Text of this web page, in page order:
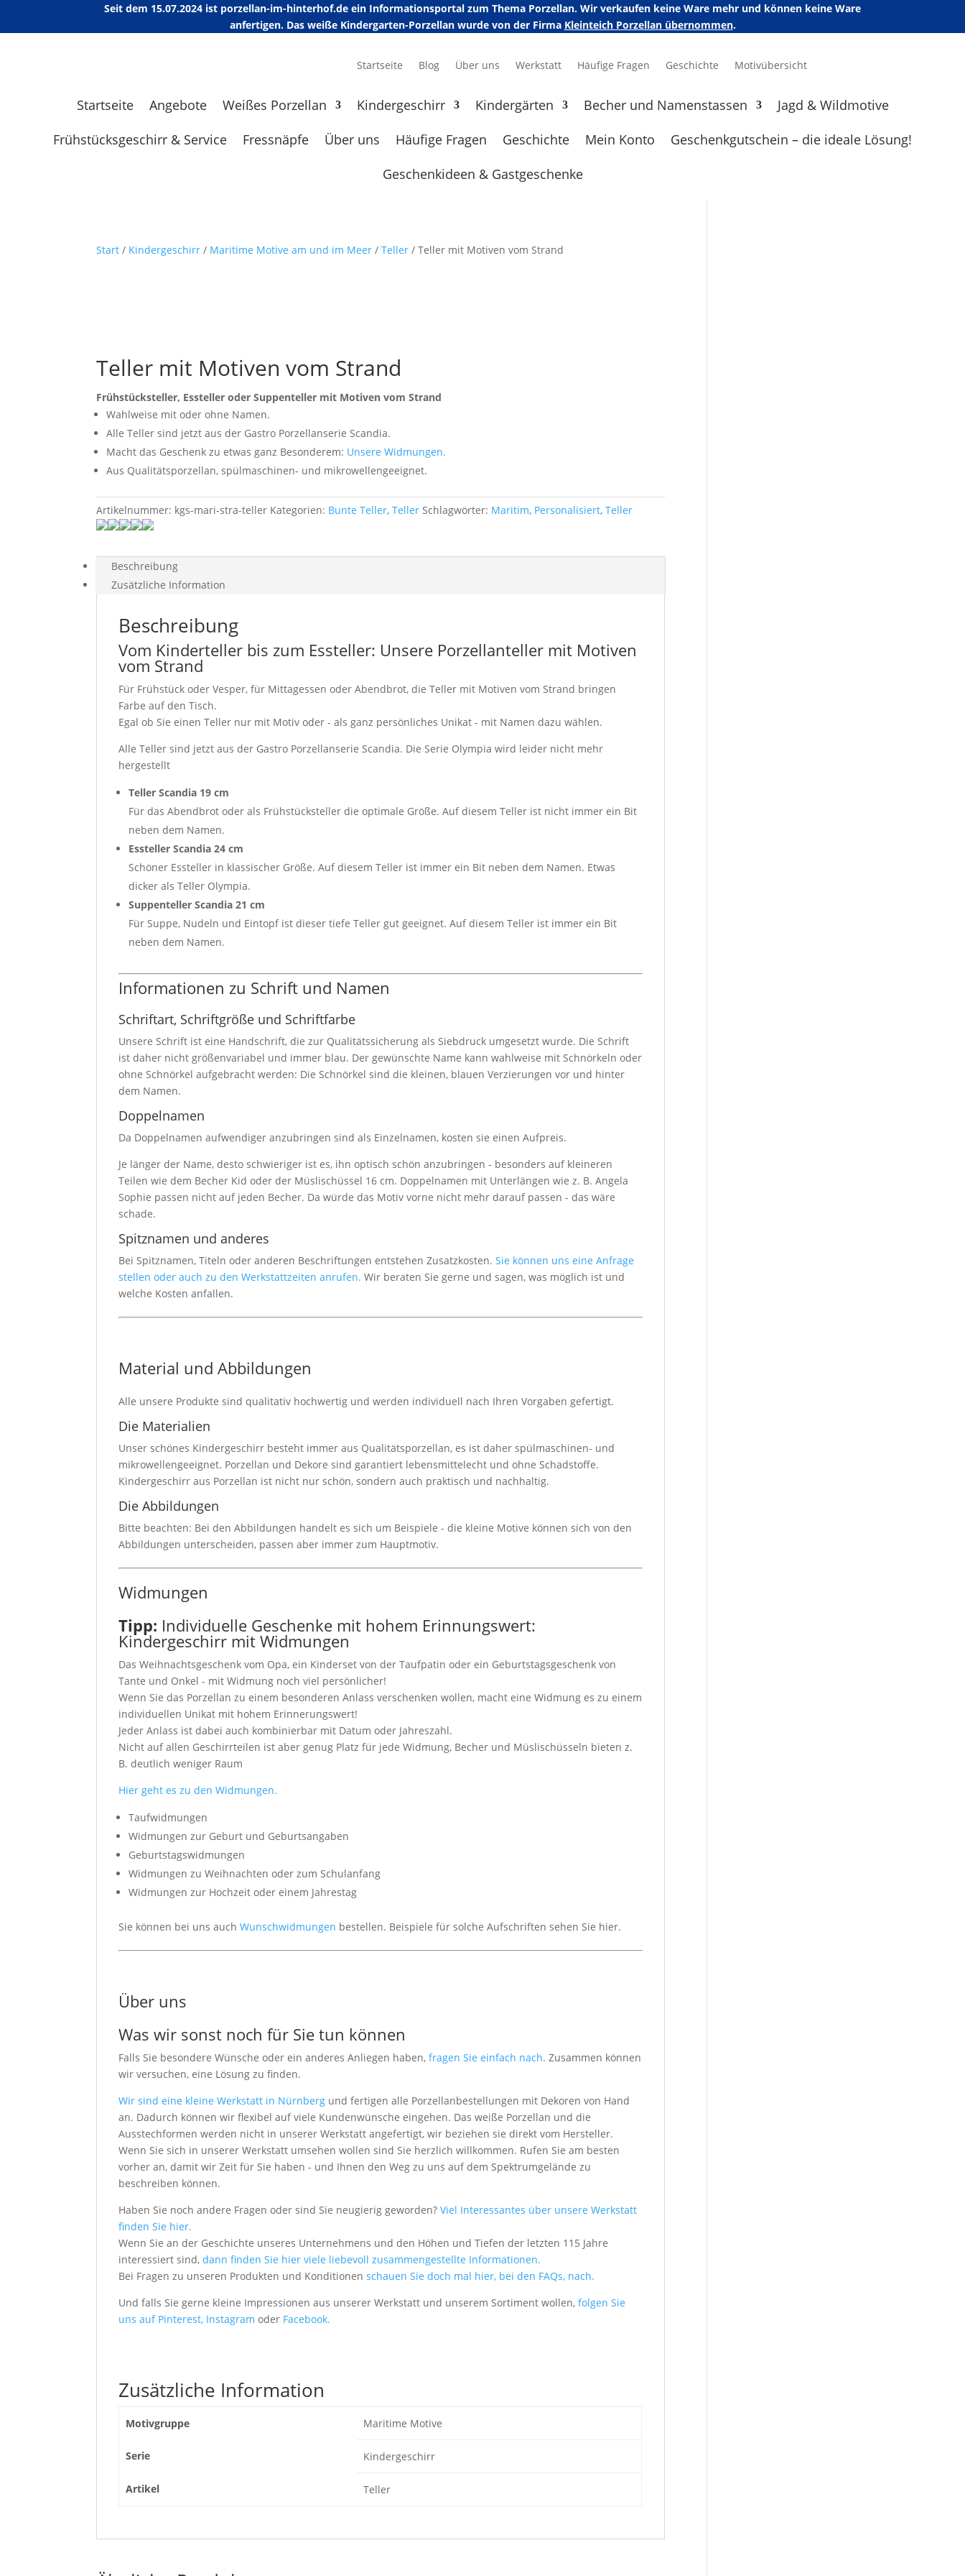
Seit dem 15.07.2024 ist porzellan-im-hinterhof.de ein Informationsportal zum Thema Porzellan. Wir verkaufen keine Ware mehr und können keine Ware
anfertigen. Das weiße Kindergarten-Porzellan wurde von der Firma Kleinteich Porzellan übernommen.
Startseite Blog Über uns Werkstatt Häufige Fragen Geschichte Motivübersicht
Startseite Angebote Weißes Porzellan Kindergeschirr Kindergärten Becher und Namenstassen
Jagd & Wildmotive
Frühstücksgeschirr & Service
Fressnäpfe Über uns Häufige Fragen Geschichte Mein Konto
Geschenkgutschein – die ideale Lösung!
Geschenkideen & Gastgeschenke
Start / Kindergeschirr / Maritime Motive am und im Meer /Teller / Teller mit Motiven vom Strand
Teller mit Motiven vom Strand
Frühstücksteller, Essteller oder Suppenteller mit Motiven vom Strand
Wahlweise mit oder ohne Namen.
Alle Teller sind jetzt aus der Gastro Porzellanserie Scandia.
Macht das Geschenk zu etwas ganz Besonderem: Unsere Widmungen.
Aus Qualitätsporzellan, spülmaschinen- und mikrowellengeeignet.
Artikelnummer: kgs-mari-stra-teller Kategorien: Bunte Teller,Teller Schlagwörter: Maritim, Personalisiert,Teller
Beschreibung
Zusätzliche Information
Beschreibung
Vom Kinderteller bis zum Essteller: Unsere Porzellanteller mit Motiven
vom Strand
Für Frühstück oder Vesper, für Mittagessen oder Abendbrot, die Teller mit Motiven vom Strand bringen
Farbe auf den Tisch.
Egal ob Sie einen Teller nur mit Motiv oder - als ganz persönliches Unikat - mit Namen dazu wählen.
Alle Teller sind jetzt aus der Gastro Porzellanserie Scandia. Die Serie Olympia wird leider nicht mehr
hergestellt
Teller Scandia 19 cm
Für das Abendbrot oder als Frühstücksteller die optimale Größe. Auf diesem Teller ist nicht immer ein Bit
neben dem Namen.
Essteller Scandia 24 cm
Schöner Essteller in klassischer Größe. Auf diesem Teller ist immer ein Bit neben dem Namen. Etwas
dicker als Teller Olympia.
Suppenteller Scandia 21 cm
Für Suppe, Nudeln und Eintopf ist dieser tiefe Teller gut geeignet. Auf diesem Teller ist immer ein Bit
neben dem Namen.
Informationen zu Schrift und Namen
Schriftart, Schriftgröße und Schriftfarbe
Unsere Schrift ist eine Handschrift, die zur Qualitätssicherung als Siebdruck umgesetzt wurde. Die Schrift
ist daher nicht größenvariabel und immer blau. Der gewünschte Name kann wahlweise mit Schnörkeln oder
ohne Schnörkel aufgebracht werden: Die Schnörkel sind die kleinen, blauen Verzierungen vor und hinter
dem Namen.
Doppelnamen
Da Doppelnamen aufwendiger anzubringen sind als Einzelnamen, kosten sie einen Aufpreis.
Je länger der Name, desto schwieriger ist es, ihn optisch schön anzubringen - besonders auf kleineren
Teilen wie dem Becher Kid oder der Müslischüssel 16 cm. Doppelnamen mit Unterlängen wie z. B. Angela
Sophie passen nicht auf jeden Becher. Da würde das Motiv vorne nicht mehr darauf passen - das wäre
schade.
Spitznamen und anderes
Bei Spitznamen, Titeln oder anderen Beschriftungen entstehen Zusatzkosten.Sie können uns eine Anfrage
stellen oder auch zu den Werkstattzeiten anrufen. Wir beraten Sie gerne und sagen, was möglich ist und
welche Kosten anfallen.
Material und Abbildungen
Alle unsere Produkte sind qualitativ hochwertig und werden individuell nach Ihren Vorgaben gefertigt.
Die Materialien
Unser schönes Kindergeschirr besteht immer aus Qualitätsporzellan, es ist daher spülmaschinen- und
mikrowellengeeignet. Porzellan und Dekore sind garantiert lebensmittelecht und ohne Schadstoffe.
Kindergeschirr aus Porzellan ist nicht nur schön, sondern auch praktisch und nachhaltig.
Die Abbildungen
Bitte beachten: Bei den Abbildungen handelt es sich um Beispiele - die kleine Motive können sich von den
Abbildungen unterscheiden, passen aber immer zum Hauptmotiv.
Widmungen
Tipp: Individuelle Geschenke mit hohem Erinnungswert:
Kindergeschirr mit Widmungen
Das Weihnachtsgeschenk vom Opa, ein Kinderset von der Taufpatin oder ein Geburtstagsgeschenk von
Tante und Onkel - mit Widmung noch viel persönlicher!
Wenn Sie das Porzellan zu einem besonderen Anlass verschenken wollen, macht eine Widmung es zu einem
individuellen Unikat mit hohem Erinnerungswert!
Jeder Anlass ist dabei auch kombinierbar mit Datum oder Jahreszahl.
Nicht auf allen Geschirrteilen ist aber genug Platz für jede Widmung, Becher und Müslischüsseln bieten z.
B. deutlich weniger Raum
Hier geht es zu den Widmungen.
Taufwidmungen
Widmungen zur Geburt und Geburtsangaben
Geburtstagswidmungen
Widmungen zu Weihnachten oder zum Schulanfang
Widmungen zur Hochzeit oder einem Jahrestag
Sie können bei uns auchWunschwidmungen bestellen. Beispiele für solche Aufschriften sehen Sie hier.
Über uns
Was wir sonst noch für Sie tun können
Falls Sie besondere Wünsche oder ein anderes Anliegen haben,fragen Sie einfach nach. Zusammen können
wir versuchen, eine Lösung zu finden.
Wir sind eine kleine Werkstatt in Nürnberg und fertigen alle Porzellanbestellungen mit Dekoren von Hand
an. Dadurch können wir flexibel auf viele Kundenwünsche eingehen. Das weiße Porzellan und die
Ausstechformen werden nicht in unserer Werkstatt angefertigt, wir beziehen sie direkt vom Hersteller.
Wenn Sie sich in unserer Werkstatt umsehen wollen sind Sie herzlich willkommen. Rufen Sie am besten
vorher an, damit wir Zeit für Sie haben - und Ihnen den Weg zu uns auf dem Spektrumgelände zu
beschreiben können.
Haben Sie noch andere Fragen oder sind Sie neugierig geworden? Viel Interessantes über unsere Werkstatt
finden Sie hier.
Wenn Sie an der Geschichte unseres Unternehmens und den Höhen und Tiefen der letzten 115 Jahre
interessiert sind,dann finden Sie hier viele liebevoll zusammengestellte Informationen.
Bei Fragen zu unseren Produkten und Konditionenschauen Sie doch mal hier, bei den FAQs, nach.
Und falls Sie gerne kleine Impressionen aus unserer Werkstatt und unserem Sortiment wollen, folgen Sie
uns auf Pinterest, Instagramoder Facebook.
Zusätzliche Information
Motivgruppe Maritime Motive
Serie Kindergeschirr
Artikel Teller